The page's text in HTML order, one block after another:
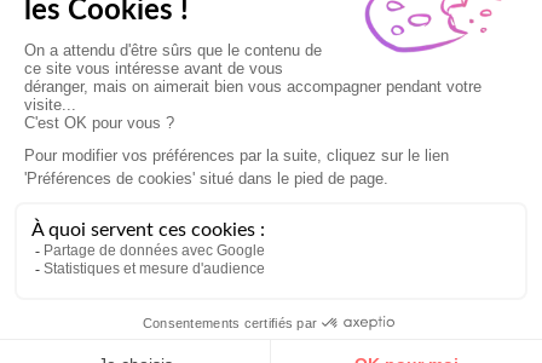
Particuliers, entreprises, professionnels
Notre service client est ouvert du lundi au vendredi de 9h à 18h
Nous contacter
Mentions légales